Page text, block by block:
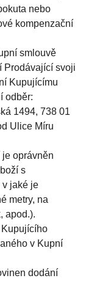
nebo
kompenzační
smlouvě
Prodávající svoji
Kupujícímu
odběr:
1494, 738 01
Ulice Míru
oprávněn
s
v jaké je
metry, na
apod.).
v Kupní
dodání